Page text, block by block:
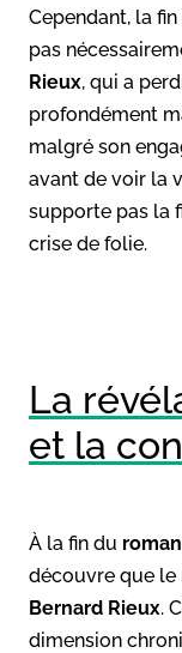
Cependant, la fin
pas
Rieux, qui a
profondément
malgré son
avant de voir la
supporte pas la
crise de folie.
La
et la
À la fin du
découvre que le
Bernard Rieux.
dimension